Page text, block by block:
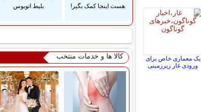
هست اینجا کمک بگیر!
بلیط اتوبوس
کالا ها و خدمات منتخب
یک معماری خاص برای
ورودی غار زیرزمینی